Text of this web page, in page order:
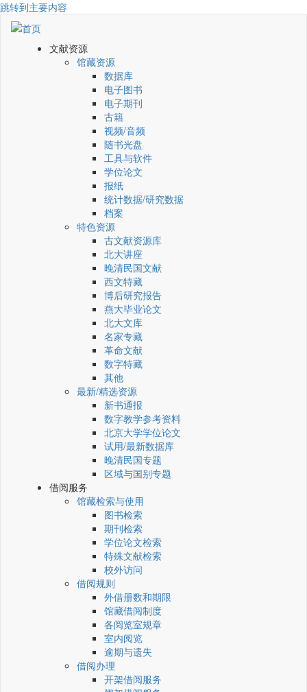
跳转到主要内容
文献资源
馆藏资源
数据库
电子图书
电子期刊
古籍
视频/音频
随书光盘
工具与软件
学位论文
报纸
统计数据/研究数据
档案
特色资源
古文献资源库
北大讲座
晚清民国文献
西文特藏
博后研究报告
燕大毕业论文
北大文库
名家专藏
革命文献
数字特藏
其他
最新/精选资源
新书通报
数字教学参考资料
北京大学学位论文
试用/最新数据库
晚清民国专题
区域与国别专题
借阅服务
馆藏检索与使用
图书检索
期刊检索
学位论文检索
特殊文献检索
校外访问
借阅规则
外借册数和期限
馆藏借阅制度
各阅览室规章
室内阅览
逾期与遗失
借阅办理
开架借阅服务